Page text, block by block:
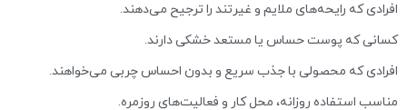
افرادی که رایحه‌های ملایم و غیرتند را ترجیح می‌دهند.
کسانی که پوست حساس یا مستعد خشکی دارند.
افرادی که محصولی با جذب سریع و بدون احساس چربی می‌خواهند.
مناسب استفاده روزانه، محل کار و فعالیت‌های روزمره.